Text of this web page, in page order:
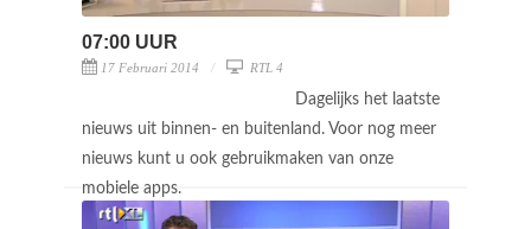
07:00 UUR
17 Februari 2014 RTL 4
Dagelijks het laatste
nieuws uit binnen- en buitenland. Voor nog meer
nieuws kunt u ook gebruikmaken van onze
mobiele apps.